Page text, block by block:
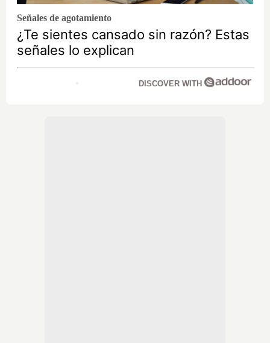
Señales de agotamiento
¿Te sientes cansado sin razón? Estas
señales lo explican
DISCOVER WITH